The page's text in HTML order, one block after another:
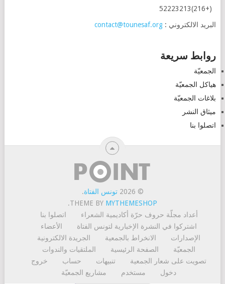
(+216)52223213
البريد الالكتروني : contact@tounesaf.org
روابط سريعة
الجمعيّة
هياكل الجمعيّة
بلاغات الجمعيّة
ميثاق النشر
اتصلوا بنا
© 2026 تونس الفتاة.
THEME BY MYTHEMESHOP
.
أعداد مجلّة حروف حرّة أكاديمية الشعراء
اتصلوا بنا
اشتركوا في النشرة الإخبارية لتونس الفتاة
الأعضاء
الإصدارات
الانخراط بالجمعية
الجريدة الالكترونية
الجمعيّة
الصفحة الرئيسية
الملتقيات والندوات
تصويت على شعار الجمعية
تنبيهات حساب
خروج
دخول
مستخدم مشاريع الجمعيّة